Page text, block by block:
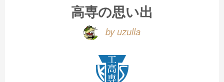
高専の思い出
by uzulla